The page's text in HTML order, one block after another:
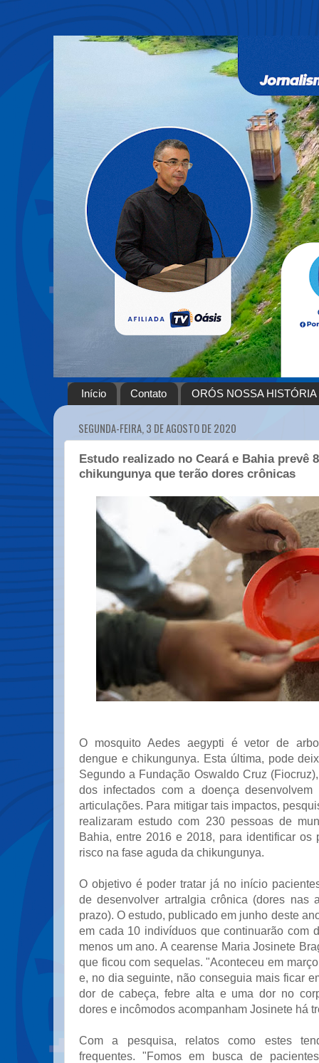
Início Contato ORÓS NOSSA HISTÓRIA
SEGUNDA-FEIRA, 3 DE AGOSTO DE 2020
Estudo realizado no Ceará e Bahia prevê
chikungunya que terão dores crônicas
O mosquito Aedes aegypti é vetor de
dengue e chikungunya. Esta última, pode
Segundo a Fundação Oswaldo Cruz
dos infectados com a doença desenvolvem
articulações. Para mitigar tais impactos,
realizaram estudo com 230 pessoas de
Bahia, entre 2016 e 2018, para identificar os
risco na fase aguda da chikungunya.
O objetivo é poder tratar já no início
de desenvolver artralgia crônica (dores nas
prazo). O estudo, publicado em junho deste
em cada 10 indivíduos que continuarão com
menos um ano. A cearense Maria Josinete
que ficou com sequelas. "Aconteceu em
e, no dia seguinte, não conseguia mais ficar
dor de cabeça, febre alta e uma dor no
dores e incômodos acompanham Josinete há
Com a pesquisa, relatos como estes
frequentes. "Fomos em busca de